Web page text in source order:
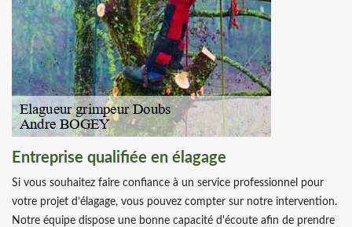
Entreprise qualifiée en élagage
Si vous souhaitez faire confiance à un service professionnel pour
votre projet d’élagage, vous pouvez compter sur notre intervention.
Notre équipe dispose une bonne capacité d'écoute afin de prendre